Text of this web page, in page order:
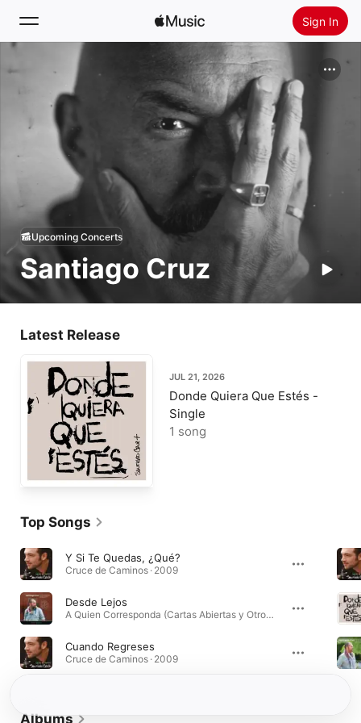
Sign In
Search
Home
New
Radio
Santiago Cruz
Upcoming Concerts
Latest Release
JUL 21, 2026
Donde Quiera Que Estés -
Single
1 song
Top Songs
Y Si Te Quedas, ¿Qué?
Cruce de Caminos · 2009
Desde Lejos
A Quien Corresponda (Cartas Abiertas y Otros Asuntos de la Correspondencia) [Edición Especial] · 2012
Cuando Regreses
Cruce de Caminos · 2009
Albums